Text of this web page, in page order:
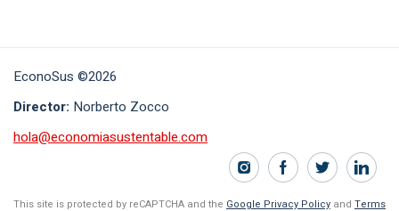
EconoSus ©2026
Director: Norberto Zocco
hola@economiasustentable.com
This site is protected by reCAPTCHA and the Google Privacy Policy and Terms